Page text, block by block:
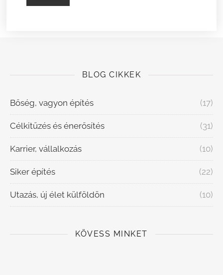
BLOG CIKKEK
Bőség, vagyon építés (17)
Célkitűzés és énerősítés (31)
Karrier, vállalkozás (10)
Siker építés (22)
Utazás, új élet külföldön (10)
KÖVESS MINKET